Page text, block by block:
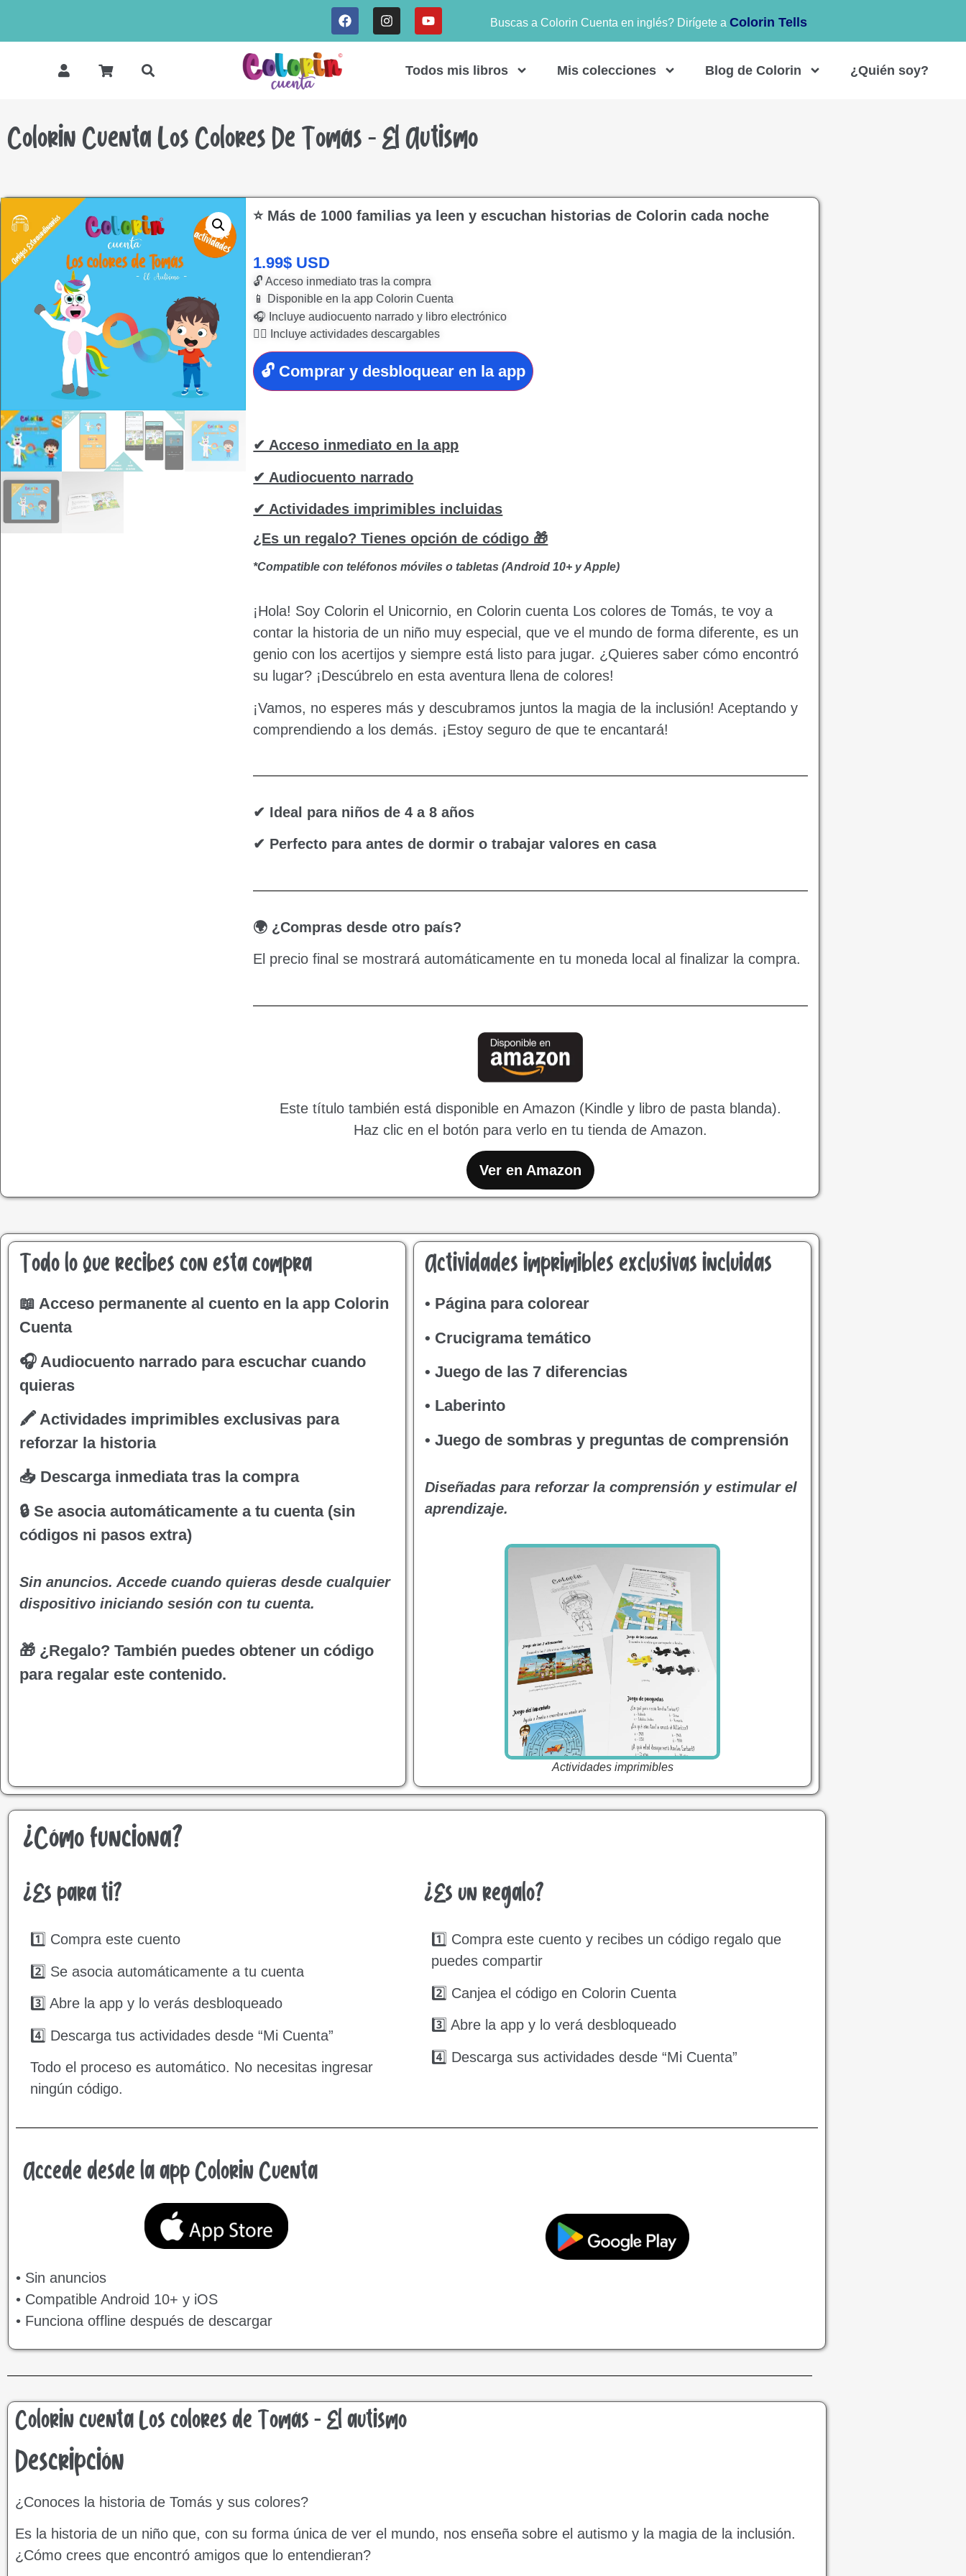
Buscas a Colorin Cuenta en inglés? Dirígete a Colorin Tells
Todos mis libros Mis colecciones Blog de Colorin ¿Quién soy?
Colorin Cuenta Los Colores De Tomás – El Autismo
⭐ Más de 1000 familias ya leen y escuchan historias de Colorin cada noche
1.99$ USD
🔓 Acceso inmediato tras la compra
📱 Disponible en la app Colorin Cuenta
🎧 Incluye audiocuento narrado y libro electrónico
✍🏻 Incluye actividades descargables
🔓 Comprar y desbloquear en la app
✔ Acceso inmediato en la app
✔ Audiocuento narrado
✔ Actividades imprimibles incluidas
¿Es un regalo? Tienes opción de código 🎁
*Compatible con teléfonos móviles o tabletas (Android 10+ y Apple)
¡Hola! Soy Colorin el Unicornio, en Colorin cuenta Los colores de Tomás, te voy a
contar la historia de un niño muy especial, que ve el mundo de forma diferente, es un
genio con los acertijos y siempre está listo para jugar. ¿Quieres saber cómo encontró
su lugar? ¡Descúbrelo en esta aventura llena de colores!
¡Vamos, no esperes más y descubramos juntos la magia de la inclusión! Aceptando y
comprendiendo a los demás. ¡Estoy seguro de que te encantará!
✔ Ideal para niños de 4 a 8 años
✔ Perfecto para antes de dormir o trabajar valores en casa
🌍 ¿Compras desde otro país?
El precio final se mostrará automáticamente en tu moneda local al finalizar la compra.
Este título también está disponible en Amazon (Kindle y libro de pasta blanda).
Haz clic en el botón para verlo en tu tienda de Amazon.
Ver en Amazon
Todo lo que recibes con esta compra
📖 Acceso permanente al cuento en la app Colorin
Cuenta
🎧 Audiocuento narrado para escuchar cuando
quieras
🖍 Actividades imprimibles exclusivas para
reforzar la historia
📥 Descarga inmediata tras la compra
🔒 Se asocia automáticamente a tu cuenta (sin
códigos ni pasos extra)
Sin anuncios. Accede cuando quieras desde cualquier
dispositivo iniciando sesión con tu cuenta.
🎁 ¿Regalo? También puedes obtener un código
para regalar este contenido.
Actividades imprimibles exclusivas incluidas
• Página para colorear
• Crucigrama temático
• Juego de las 7 diferencias
• Laberinto
• Juego de sombras y preguntas de comprensión
Diseñadas para reforzar la comprensión y estimular el
aprendizaje.
Actividades imprimibles
¿Cómo funciona?
¿Es para ti?
1️⃣ Compra este cuento
2️⃣ Se asocia automáticamente a tu cuenta
3️⃣ Abre la app y lo verás desbloqueado
4️⃣ Descarga tus actividades desde “Mi Cuenta”
Todo el proceso es automático. No necesitas ingresar
ningún código.
¿Es un regalo?
1️⃣ Compra este cuento y recibes un código regalo que
puedes compartir
2️⃣ Canjea el código en Colorin Cuenta
3️⃣ Abre la app y lo verá desbloqueado
4️⃣ Descarga sus actividades desde “Mi Cuenta”
Accede desde la app Colorin Cuenta
• Sin anuncios
• Compatible Android 10+ y iOS
• Funciona offline después de descargar
Colorin cuenta Los colores de Tomás – El autismo
Descripción
¿Conoces la historia de Tomás y sus colores?
Es la historia de un niño que, con su forma única de ver el mundo, nos enseña sobre el autismo y la magia de la inclusión.
¿Cómo crees que encontró amigos que lo entendieran?